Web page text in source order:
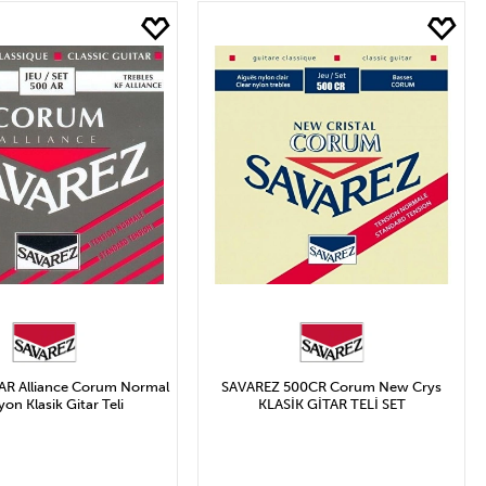
Arası
ve Üzeri
Alliance Corum Normal
Klasik Gitar Teli
SAVAREZ 500CR Corum New Crys
KLASİK GİTAR TELİ SET